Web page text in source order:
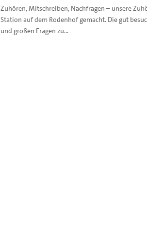
Zuhören, Mitschreiben, Nachfragen – unsere
Station auf dem Rodenhof gemacht. Die gut
und großen Fragen zu...